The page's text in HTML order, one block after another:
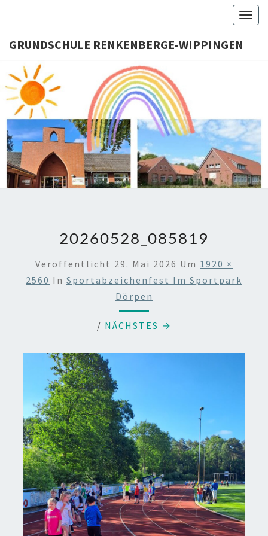
content
GRUNDSCHULE RENKENBERGE-WIPPINGEN
20260528_085819
Veröffentlicht 29. Mai 2026 Um 1920 ×
2560 In Sportabzeichenfest Im Sportpark
Dörpen
/ NÄCHSTES →